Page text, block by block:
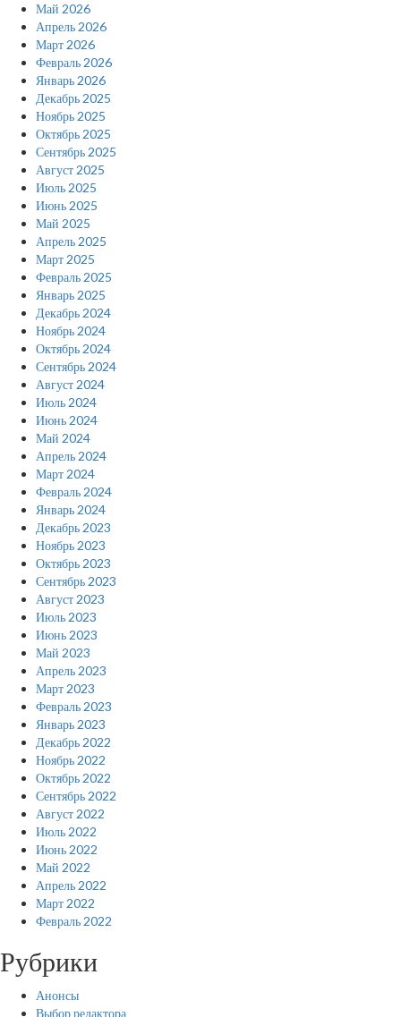
Май 2026
Апрель 2026
Март 2026
Февраль 2026
Январь 2026
Декабрь 2025
Ноябрь 2025
Октябрь 2025
Сентябрь 2025
Август 2025
Июль 2025
Июнь 2025
Май 2025
Апрель 2025
Март 2025
Февраль 2025
Январь 2025
Декабрь 2024
Ноябрь 2024
Октябрь 2024
Сентябрь 2024
Август 2024
Июль 2024
Июнь 2024
Май 2024
Апрель 2024
Март 2024
Февраль 2024
Январь 2024
Декабрь 2023
Ноябрь 2023
Октябрь 2023
Сентябрь 2023
Август 2023
Июль 2023
Июнь 2023
Май 2023
Апрель 2023
Март 2023
Февраль 2023
Январь 2023
Декабрь 2022
Ноябрь 2022
Октябрь 2022
Сентябрь 2022
Август 2022
Июль 2022
Июнь 2022
Май 2022
Апрель 2022
Март 2022
Февраль 2022
Рубрики
Анонсы
Выбор редактора